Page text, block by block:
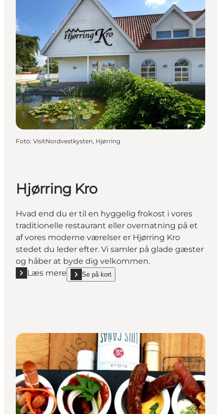
Foto: VisitNordvestkysten, Hjørring
Hjørring Kro
Hvad end du er til en hyggelig frokost i vores
traditionelle restaurant eller overnatning på et
af vores moderne værelser er Hjørring Kro
stedet du leder efter. Vi samler på glade gæster
og håber at byde dig velkommen.
Læs mere
Læs mere "Hjørring Kro"
Se på kort
show Hjørring Kro on_map